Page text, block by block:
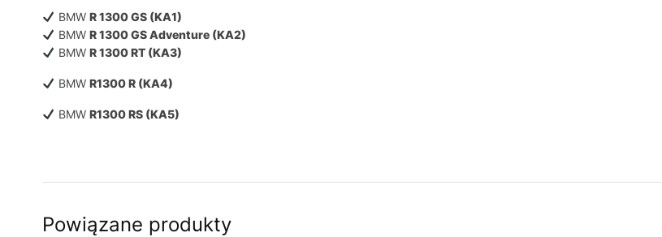
BMW R 1300 GS (KA1)
BMW R 1300 GS Adventure (KA2)
BMW R 1300 RT (KA3)
BMW R1300 R (KA4)
BMW R1300 RS (KA5)
Powiązane produkty